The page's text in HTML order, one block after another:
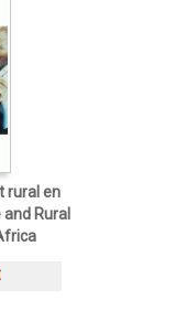
rural en
Rural